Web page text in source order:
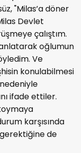
"Milas’a döner
Devlet
çalıştım.
oğlumun
Ve
konulabilmesi
ifade ettiler.
karşısında
de